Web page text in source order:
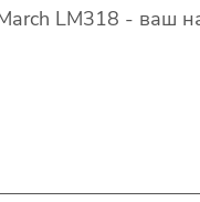
LM318 - ваш